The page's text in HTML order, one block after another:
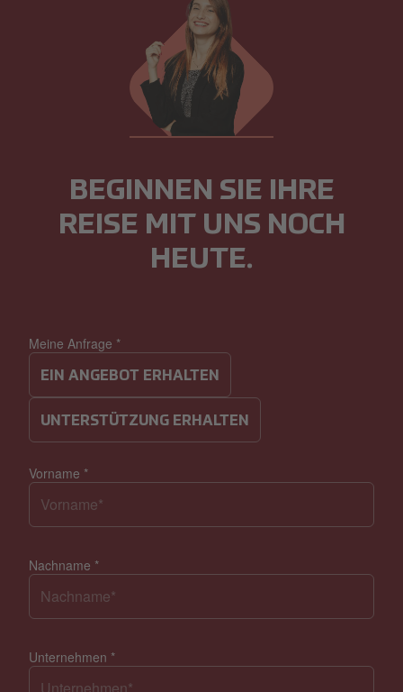
Meine Anfrage *
EIN ANGEBOT ERHALTEN
UNTERSTÜTZUNG ERHALTEN
Vorname *
Nachname *
Unternehmen *
BEGINNEN SIE IHRE
REISE MIT UNS NOCH
HEUTE.